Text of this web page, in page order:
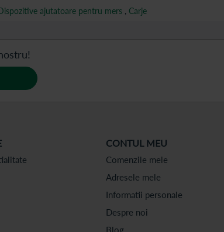
ajutatoare pentru mers , Carje
CONTUL MEU
Comenzile mele
Adresele mele
Informatii personale
Despre noi
Blog